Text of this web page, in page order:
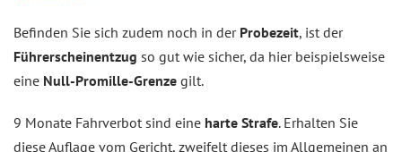
Befinden Sie sich zudem noch in der Probezeit, ist der
Führerscheinentzug so gut wie sicher, da hier beispielsweise
eine Null-Promille-Grenze gilt.
9 Monate Fahrverbot sind eine harte Strafe. Erhalten Sie
diese Auflage vom Gericht, zweifelt dieses im Allgemeinen an